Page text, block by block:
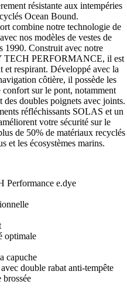
résistante aux intempéries
Ocean Bound.
combine notre technologie de
nos modèles de vestes de
1990. Construit avec notre
TECH PERFORMANCE, il est
et respirant. Développé avec la
côtière, il possède les
sur le pont, notamment
doubles poignets avec joints.
réfléchissants SOLAS et un
votre sécurité sur le
de 50% de matériaux recyclés
et les écosystèmes marins.
Performance e.dye
optimale
capuche
double rabat anti-tempête
brossée